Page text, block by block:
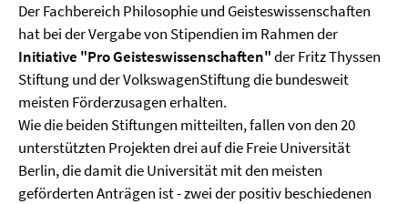
Der Fachbereich Philosophie und Geisteswissenschaften
hat bei der Vergabe von Stipendien im Rahmen der
Initiative "Pro Geisteswissenschaften"der Fritz Thyssen
Stiftung und der VolkswagenStiftung die bundesweit
meisten Förderzusagen erhalten.
Wie die beiden Stiftungen mitteilten, fallen von den 20
unterstützten Projekten drei auf die Freie Universität
Berlin, die damit die Universität mit den meisten
geförderten Anträgen ist - zwei der positiv beschiedenen